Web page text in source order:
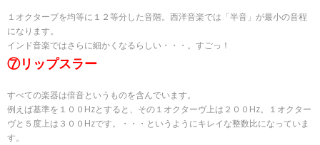
１オクターブを均等に１２等分した音階。西洋音楽では「半音」が最小の音程
になります。
インド音楽ではさらに細かくなるらしい・・・。すごっ！
⑦リップスラー
すべての楽器は倍音というものを含んでいます。
例えば基準を１００Hzとすると、その１オクターヴ上は２００Hz。１オクター
ヴと５度上は３００Hzです。・・・というようにキレイな整数比になっていま
す。